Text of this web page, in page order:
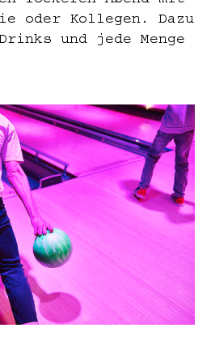
oder Kollegen. Dazu
und jede Menge